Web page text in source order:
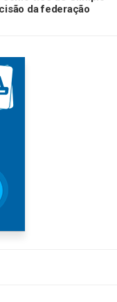
da federação